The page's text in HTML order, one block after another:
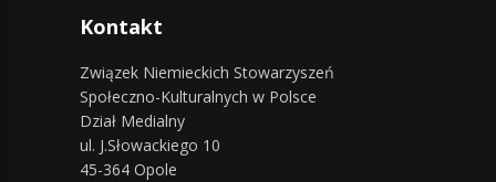
Kontakt
Związek Niemieckich Stowarzyszeń
Społeczno-Kulturalnych w Polsce
Dział Medialny
ul. J.Słowackiego 10
45-364 Opole